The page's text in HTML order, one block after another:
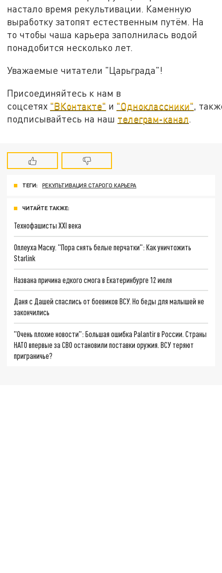
настало время рекультивации. Каменную
выработку затопят естественным путём. На
то чтобы чаша карьера заполнилась водой
понадобится несколько лет.
Уважаемые читатели "Царьграда"!
Присоединяйтесь к нам в
соцсетях "ВКонтакте" и "Одноклассники",
подписывайтесь на наш телеграм-канал.
ТЕГИ: РЕКУЛЬТИВАЦИЯ СТАРОГО КАРЬЕРА
ЧИТАЙТЕ ТАКЖЕ:
Технофашисты XXI века
Оплеуха Маску. "Пора снять белые перчатки": Как уничтожить
Starlink
Названа причина едкого смога в Екатеринбурге 12 июля
Даня с Дашей спаслись от боевиков ВСУ. Но беды для малышей не
закончились
"Очень плохие новости": Большая ошибка Palantir в России. Страны
НАТО впервые за СВО остановили поставки оружия. ВСУ теряют
приграничье?